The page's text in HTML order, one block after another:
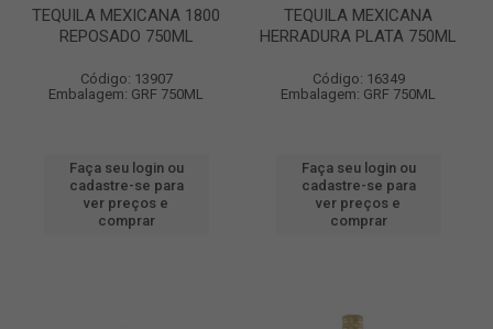
TEQUILA MEXICANA 1800
REPOSADO 750ML
Código: 13907
Embalagem: GRF 750ML
Faça seu login ou
cadastre-se para
ver preços e
comprar
TEQUILA MEXICANA
HERRADURA PLATA 750ML
Código: 16349
Embalagem: GRF 750ML
Faça seu login ou
cadastre-se para
ver preços e
comprar